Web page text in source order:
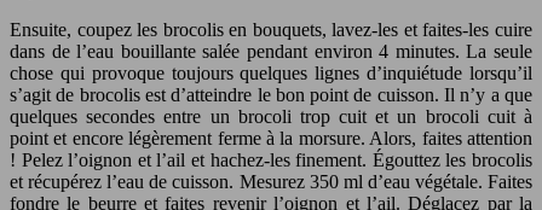
Ensuite, coupez les brocolis en bouquets, lavez-les et faites-les cuire
dans de l’eau bouillante salée pendant environ 4 minutes. La seule
chose qui provoque toujours quelques lignes d’inquiétude lorsqu’il
s’agit de brocolis est d’atteindre le bon point de cuisson. Il n’y a que
quelques secondes entre un brocoli trop cuit et un brocoli cuit à
point et encore légèrement ferme à la morsure. Alors, faites attention
! Pelez l’oignon et l’ail et hachez-les finement. Égouttez les brocolis
et récupérez l’eau de cuisson. Mesurez 350 ml d’eau végétale. Faites
fondre le beurre et faites revenir l’oignon et l’ail. Déglacez par la